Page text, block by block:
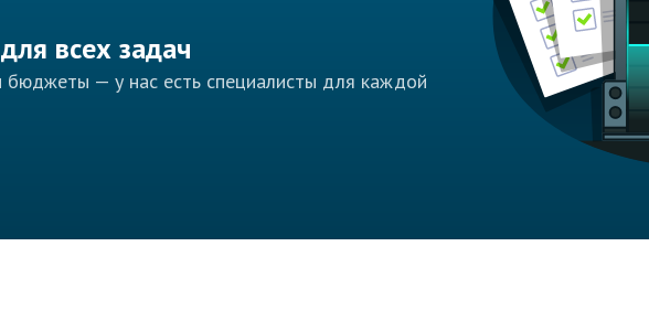
всех задач
— у нас есть специалисты для каждой